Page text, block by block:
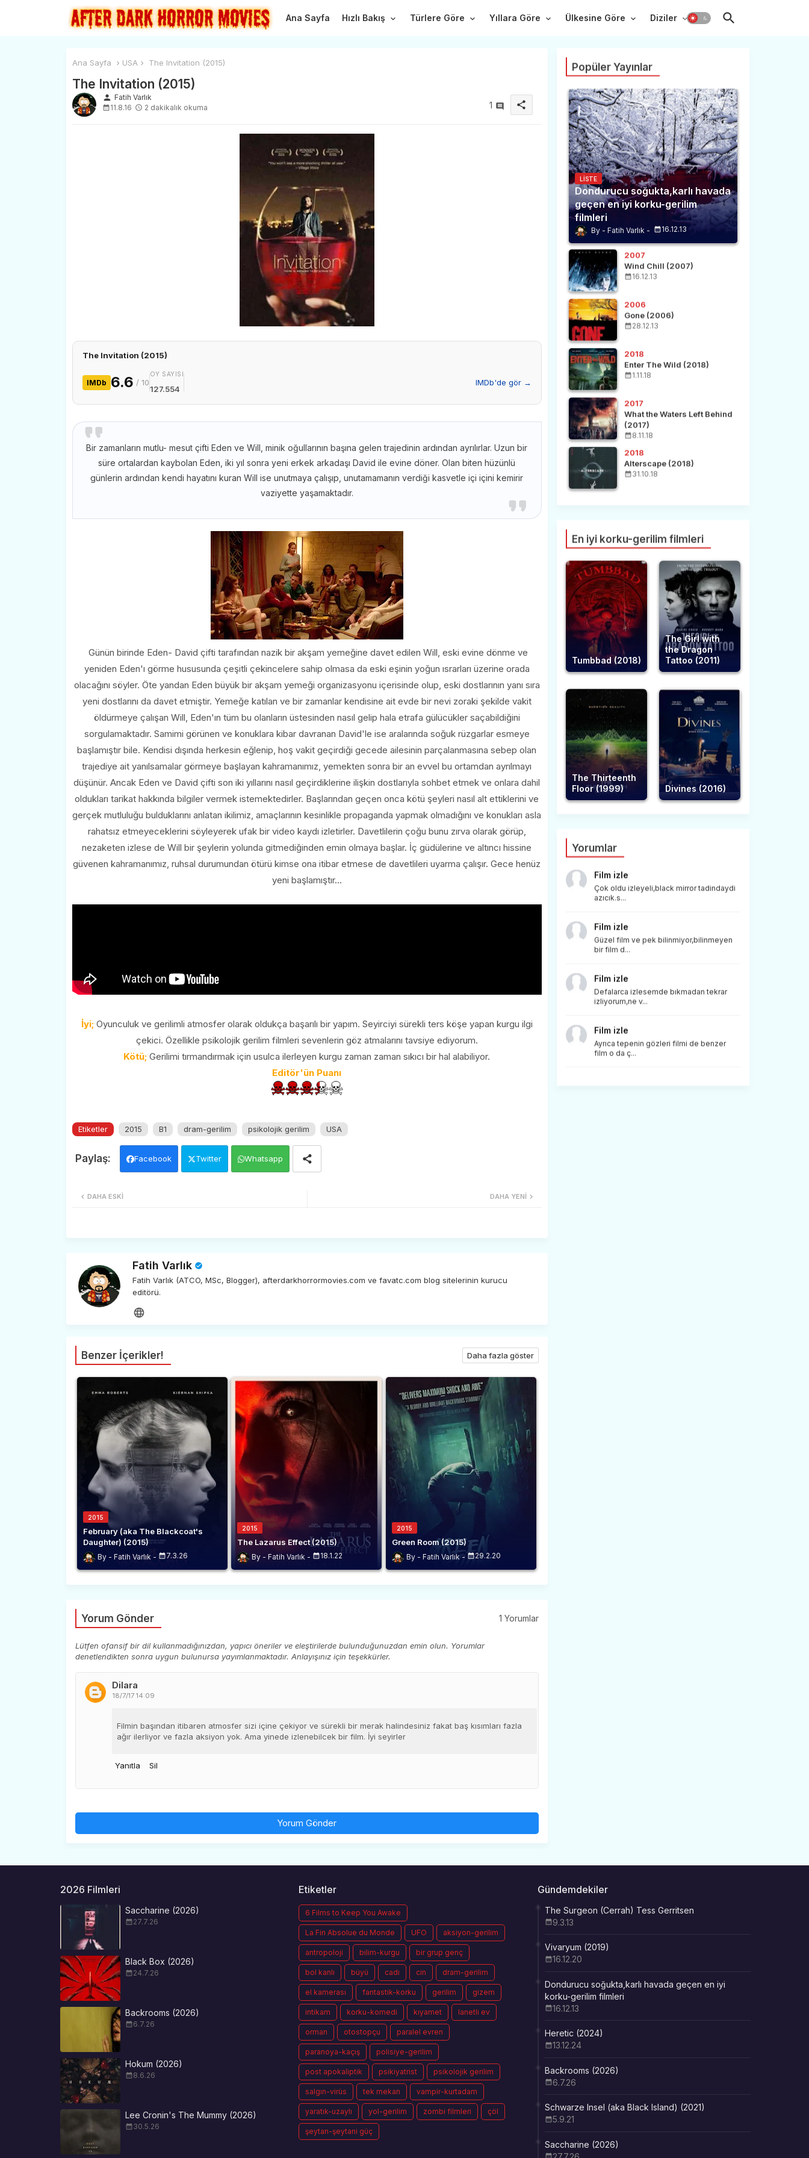
Ana Sayfa Hızlı Bakış Türlere Göre Yıllara Göre Ülkesine Göre Diziler
Ana Sayfa USA The Invitation (2015)
The Invitation (2015)
person Fatih Varlık
11.8.16
2 dakikalık okuma 1 share
The Invitation (2015)
IMDb 6.6 / 10
OY SAYISI
127.554
IMDb'de gör →
Bir zamanların mutlu- mesut çifti Eden ve Will, minik oğullarının başına gelen trajedinin ardından ayrılırlar. Uzun bir
süre ortalardan kaybolan Eden, iki yıl sonra yeni erkek arkadaşı David ile evine döner. Olan biten hüzünlü
günlerin ardından kendi hayatını kuran Will ise unutmaya çalışıp, unutamamanın verdiği kasvetle içi içini kemirir
vaziyette yaşamaktadır.
Günün birinde Eden- David çifti tarafından nazik bir akşam yemeğine davet edilen Will, eski evine dönme ve
yeniden Eden'ı görme hususunda çeşitli çekincelere sahip olmasa da eski eşinin yoğun ısrarları üzerine orada
olacağını söyler. Öte yandan Eden büyük bir akşam yemeği organizasyonu içerisinde olup, eski dostlarının yanı sıra
yeni dostlarını da davet etmiştir. Yemeğe katılan ve bir zamanlar kendisine ait evde bir nevi zoraki şekilde vakit
öldürmeye çalışan Will, Eden'ın tüm bu olanların üstesinden nasıl gelip hala etrafa gülücükler saçabildiğini
sorgulamaktadır. Samimi görünen ve konuklara kibar davranan David'le ise aralarında soğuk rüzgarlar esmeye
başlamıştır bile. Kendisi dışında herkesin eğlenip, hoş vakit geçirdiği gecede ailesinin parçalanmasına sebep olan
trajediye ait yanılsamalar görmeye başlayan kahramanımız, yemekten sonra bir an evvel bu ortamdan ayrılmayı
düşünür. Ancak Eden ve David çifti son iki yıllarını nasıl geçirdiklerine ilişkin dostlarıyla sohbet etmek ve onlara dahil
oldukları tarikat hakkında bilgiler vermek istemektedirler. Başlarından geçen onca kötü şeyleri nasıl alt ettiklerini ve
gerçek mutluluğu bulduklarını anlatan ikilimiz, amaçlarının kesinlikle propaganda yapmak olmadığını ve konukları asla
rahatsız etmeyeceklerini söyleyerek ufak bir video kaydı izletirler. Davetlilerin çoğu bunu zırva olarak görüp,
nezaketen izlese de Will bir şeylerin yolunda gitmediğinden emin olmaya başlar. İç güdülerine ve altıncı hissine
güvenen kahramanımız, ruhsal durumundan ötürü kimse ona itibar etmese de davetlileri uyarma çalışır. Gece henüz
yeni başlamıştır...
İyi;Oyunculuk ve gerilimli atmosfer olarak oldukça başarılı bir yapım. Seyirciyi sürekli ters köşe yapan kurgu ilgi
çekici. Özellikle psikolojik gerilim filmleri sevenlerin göz atmalarını tavsiye ediyorum.
Kötü; Gerilimi tırmandırmak için usulca ilerleyen kurgu zaman zaman sıkıcı bir hal alabiliyor.
Editör'ün Puanı
Etiketler 2015 B1 dram-gerilim psikolojik gerilim USA
Facebook Twitter Whatsapp
DAHA YENI
DAHA ESKI
Fatih Varlık
Fatih Varlık (ATCO, MSc, Blogger), afterdarkhorrormovies.com ve favatc.com blog sitelerinin kurucu
editörü.
Benzer İçerikler! Daha fazla göster
2015
February (aka The Blackcoat's
Daughter) (2015)
Fatih Varlık 7.3.26
2015
The Lazarus Effect (2015)
Fatih Varlık 18.1.22
2015
Green Room (2015)
Fatih Varlık 29.2.20
Yorum Gönder 1 Yorumlar
Lütfen ofansif bir dil kullanmadığınızdan, yapıcı öneriler ve eleştirilerde bulunduğunuzdan emin olun. Yorumlar
denetlendikten sonra uygun bulunursa yayımlanmaktadır. Anlayışınız için teşekkürler.
Dilara
18/7/17 14:09
Filmin başından itibaren atmosfer sizi içine çekiyor ve sürekli bir merak halindesiniz fakat baş kısımları fazla
ağır ilerliyor ve fazla aksiyon yok. Ama yinede izlenebilcek bir film. İyi seyirler
Yanıtla Sil
Yorum Gönder
Popüler Yayınlar
LISTE
Dondurucu soğukta,karlı havada
geçen en iyi korku-gerilim
filmleri
Fatih Varlık 16.12.13
2007
Wind Chill (2007)
16.12.13
2006
Gone (2006)
28.12.13
2018
Enter The Wild (2018)
1.11.18
2017
What the Waters Left Behind
(2017)
8.11.18
2018
Alterscape (2018)
31.10.18
En iyi korku-gerilim filmleri
Tumbbad (2018)
The Girl with
the Dragon
Tattoo (2011)
The Thirteenth
Floor (1999)
Divines (2016)
Yorumlar
Film izle
Çok oldu izleyeli,black mirror tadindaydi
azıcık.s...
Film izle
Güzel film ve pek bilinmiyor,bilinmeyen
bir film d...
Film izle
Defalarca izlesemde bıkmadan tekrar
izliyorum,ne v...
Film izle
Ayrıca tepenin gözleri filmi de benzer
film o da ç...
2026 Filmleri
Saccharine (2026)
27.7.26
Black Box (2026)
24.7.26
Backrooms (2026)
6.7.26
Hokum (2026)
8.6.26
Lee Cronin's The Mummy (2026)
30.5.26
Etiketler
6 Films to Keep You Awake
La Fin Absolue du Monde UFO aksiyon-gerilim
antropoloji bilim-kurgu bir grup genç
bol kanlı büyü cadı cin dram-gerilim
el kamerası fantastik-korku gerilim gizem
intikam korku-komedi kıyamet lanetli ev
orman otostopçu paralel evren
paranoya-kaçış polisiye-gerilim
post apokaliptik psikiyatrist psikolojik gerilim
salgın-virüs tek mekan vampir-kurtadam
yaratık-uzaylı yol-gerilim zombi filmleri çöl
şeytan-şeytani güç
Gündemdekiler
The Surgeon (Cerrah) Tess Gerritsen
9.3.13
Vivaryum (2019)
16.12.20
Dondurucu soğukta,karlı havada geçen en iyi
korku-gerilim filmleri
16.12.13
Heretic (2024)
13.12.24
Backrooms (2026)
6.7.26
Schwarze Insel (aka Black Island) (2021)
5.9.21
Saccharine (2026)